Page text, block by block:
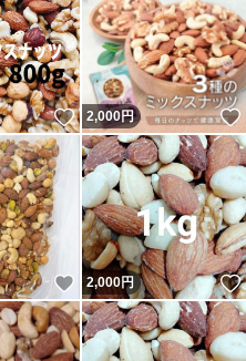
いいね！
2,000円
いいね！
2,000円